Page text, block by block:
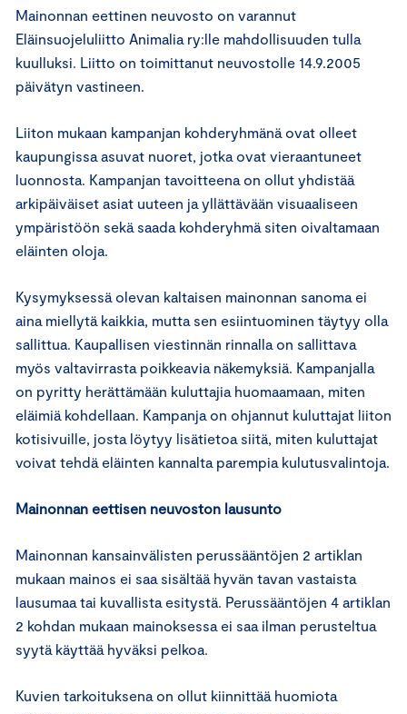
Mainonnan eettinen neuvosto on varannut
Eläinsuojeluliitto Animalia ry:lle mahdollisuuden tulla
kuulluksi. Liitto on toimittanut neuvostolle 14.9.2005
päivätyn vastineen.
Liiton mukaan kampanjan kohderyhmänä ovat olleet
kaupungissa asuvat nuoret, jotka ovat vieraantuneet
luonnosta. Kampanjan tavoitteena on ollut yhdistää
arkipäiväiset asiat uuteen ja yllättävään visuaaliseen
ympäristöön sekä saada kohderyhmä siten oivaltamaan
eläinten oloja.
Kysymyksessä olevan kaltaisen mainonnan sanoma ei
aina miellytä kaikkia, mutta sen esiintuominen täytyy olla
sallittua. Kaupallisen viestinnän rinnalla on sallittava
myös valtavirrasta poikkeavia näkemyksiä. Kampanjalla
on pyritty herättämään kuluttajia huomaamaan, miten
eläimiä kohdellaan. Kampanja on ohjannut kuluttajat liiton
kotisivuille, josta löytyy lisätietoa siitä, miten kuluttajat
voivat tehdä eläinten kannalta parempia kulutusvalintoja.
Mainonnan eettisen neuvoston lausunto
Mainonnan kansainvälisten perussääntöjen 2 artiklan
mukaan mainos ei saa sisältää hyvän tavan vastaista
lausumaa tai kuvallista esitystä. Perussääntöjen 4 artiklan
2 kohdan mukaan mainoksessa ei saa ilman perusteltua
syytä käyttää hyväksi pelkoa.
Kuvien tarkoituksena on ollut kiinnittää huomiota